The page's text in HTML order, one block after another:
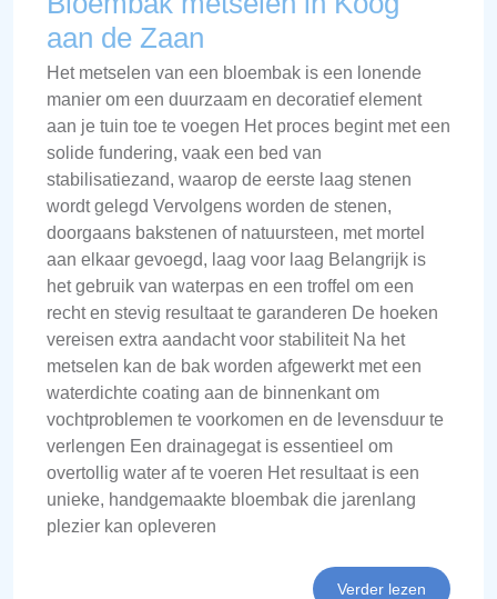
aan de Zaan
Het metselen van een bloembak is een lonende
manier om een duurzaam en decoratief element
aan je tuin toe te voegen Het proces begint met een
solide fundering, vaak een bed van
stabilisatiezand, waarop de eerste laag stenen
wordt gelegd Vervolgens worden de stenen,
doorgaans bakstenen of natuursteen, met mortel
aan elkaar gevoegd, laag voor laag Belangrijk is
het gebruik van waterpas en een troffel om een
recht en stevig resultaat te garanderen De hoeken
vereisen extra aandacht voor stabiliteit Na het
metselen kan de bak worden afgewerkt met een
waterdichte coating aan de binnenkant om
vochtproblemen te voorkomen en de levensduur te
verlengen Een drainagegat is essentieel om
overtollig water af te voeren Het resultaat is een
unieke, handgemaakte bloembak die jarenlang
plezier kan opleveren
Verder lezen